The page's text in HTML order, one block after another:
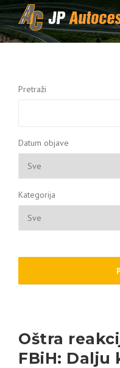
Skip to content
Pretraži
Datum objave
Kategorija
Oštra
FBiH: Dalju